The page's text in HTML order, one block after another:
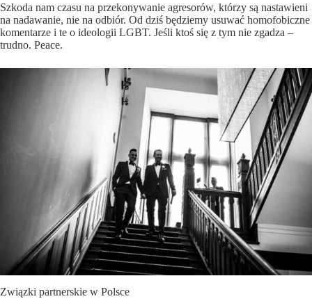
Szkoda nam czasu na przekonywanie agresorów, którzy są nastawieni
na nadawanie, nie na odbiór. Od dziś będziemy usuwać homofobiczne
komentarze i te o ideologii LGBT. Jeśli ktoś się z tym nie zgadza –
trudno. Peace.
Związki partnerskie w Polsce